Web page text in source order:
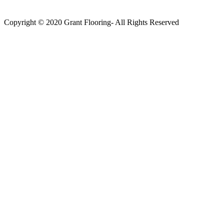
Copyright © 2020 Grant Flooring- All Rights Reserved